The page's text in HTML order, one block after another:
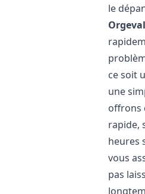
le
Orgeval
ce soit
une
offrons
rapide,
heures
vous
pas